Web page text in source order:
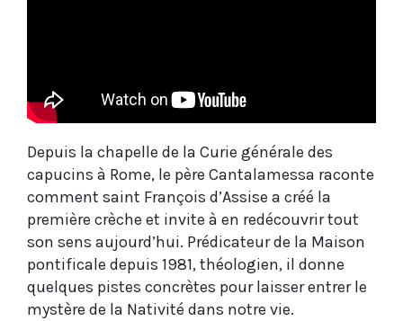
Depuis la chapelle de la Curie générale des
capucins à Rome, le père Cantalamessa raconte
comment saint François d’Assise a créé la
première crèche et invite à en redécouvrir tout
son sens aujourd’hui. Prédicateur de la Maison
pontificale depuis 1981, théologien, il donne
quelques pistes concrètes pour laisser entrer le
mystère de la Nativité dans notre vie.